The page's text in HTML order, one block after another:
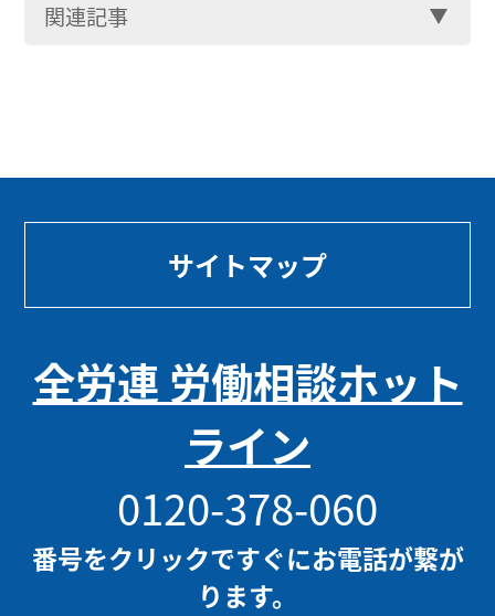
関連記事
サイトマップ
全労連 労働相談ホット
ライン
0120-378-060
番号をクリックですぐにお電話が繋が
ります。